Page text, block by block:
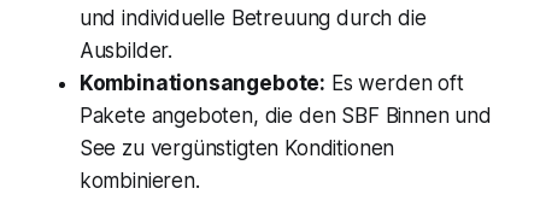
und individuelle Betreuung durch die
Ausbilder.
Kombinationsangebote: Es werden oft
Pakete angeboten, die den SBF Binnen und
See zu vergünstigten Konditionen
kombinieren.